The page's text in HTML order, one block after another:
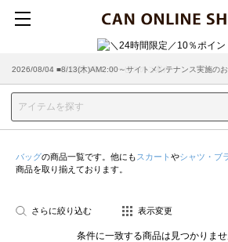
2026/08/04 ■8/13(木)AM2:00～サイトメンテナンス実施の
2026/03/18 ■店舗受け取りサービスのご案内
バッグの商品一覧です。他にも スカート やシャツ・ブ
商品を取り揃えております。
さらに絞り込む 表示変更
条件に一致する商品は見つかりませ